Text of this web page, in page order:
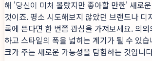
해 '당신이 미처 몰랐지만 좋아할 만한' 새로
것이죠. 평소 시도해보지 않았던 브랜드나 디
록에 뜬다면 한 번쯤 관심을 가져보세요. 의
하고 스타일의 폭을 넓히는 계기가 될 수 있습
크가 주는 새로운 가능성을 탐험하는 것입니